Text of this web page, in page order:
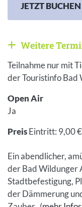
JETZT BUCHEN
Weitere
Weitere
Teilnahme nur mit
der Touristinfo Bad
Open Air
Ja
PreisEintritt: 9,00
Ein abendlicher,
der Bad Wildunger
Stadtbefestigung,
der Dämmerung